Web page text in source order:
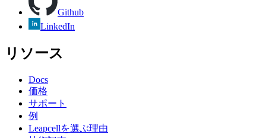
Github
LinkedIn
リソース
Docs
価格
サポート
例
Leapcellを選ぶ理由